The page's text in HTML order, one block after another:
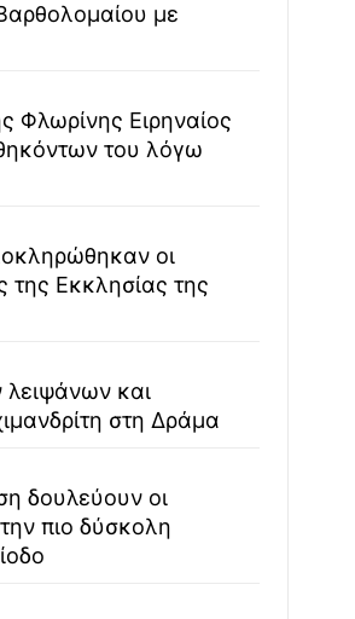
με
Φλωρίνης Ειρηναίος
του λόγω
οι
της Εκκλησίας της
και
στη Δράμα
δουλεύουν οι
πιο δύσκολη